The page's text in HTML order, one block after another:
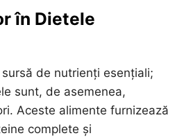
în Dietele
de nutrienți esențiali;
sunt, de asemenea,
Aceste alimente furnizează
complete și